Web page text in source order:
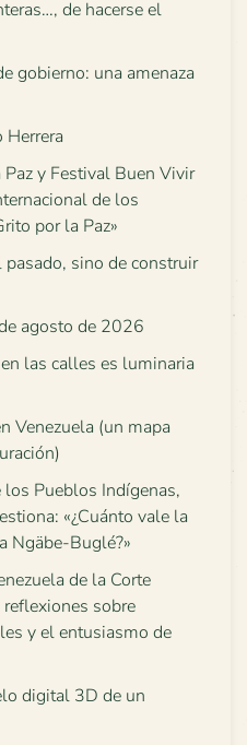
de hacerse el
gobierno: una amenaza
y Festival Buen Vivir
de los
por la Paz»
sino de construir
agosto de 2026
las calles es luminaria
Venezuela (un mapa
Pueblos Indígenas,
«¿Cuánto vale la
Ngäbe-Buglé?»
de la Corte
sobre
y el entusiasmo de
digital 3D de un